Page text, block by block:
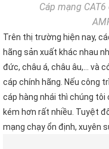
Cáp mạng
Trên thị trường hiện nay,
hãng sản xuất khác nhau
đức, châu á, châu âu,… và
cáp chính hãng. Nếu công
cáp hàng nhái thì chúng
kém hơn rất nhiều. Tuyệt
mạng chạy ổn định, xuyên